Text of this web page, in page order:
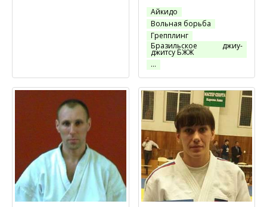
Айкидо
Вольная борьба
Грепплинг
Бразильское джиу-
джитсу БЖЖ
…